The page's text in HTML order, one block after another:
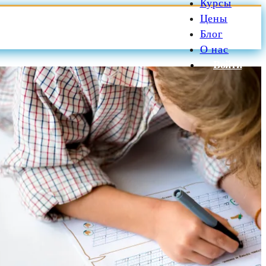
Курсы
Цены
Блог
О нас
Войти